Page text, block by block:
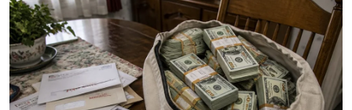
baucar tunai.
Berapakah jumlah pendapatan bulanan semua
ahli isi rumah anda?
Kurang daripada RM3,500 RM3,500 - RM5,000
RM5,001 - RM8,000 RM8,001 - RM12,000